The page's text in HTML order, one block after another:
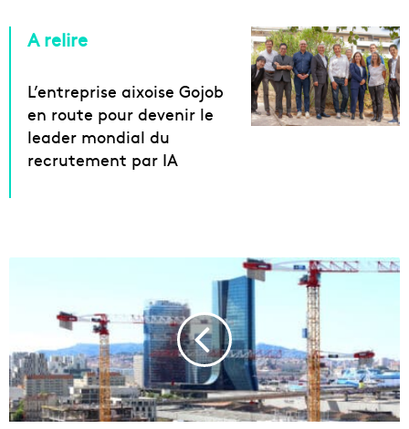
A relire
L’entreprise aixoise Gojob
en route pour devenir le
leader mondial du
recrutement par IA
c
h
e
m